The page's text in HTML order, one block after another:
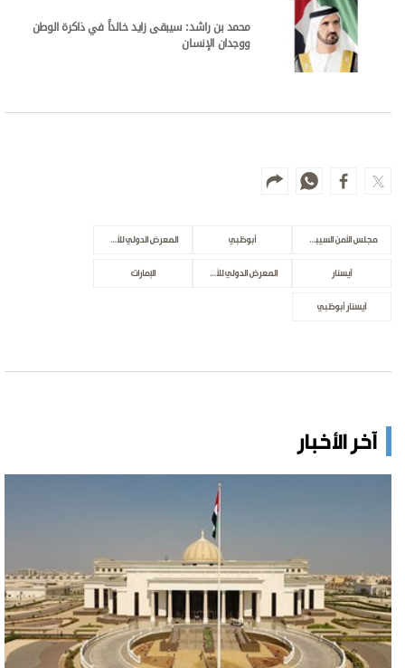
محمد بن راشد: سيبقى زايد خالداً في ذاكرة الوطن
ووجدان الإنسان
مجلس الأمن السيبراني أبوظبي المعرض الدولي للأمن الوطني
آيسنار المعرض الدولي للأمن الوطني ودرء المخاطر الإمارات
آيسنار أبوظبي
آخر الأخبار